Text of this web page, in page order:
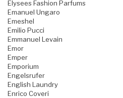
Elysees Fashion Parfums
Emanuel Ungaro
Emeshel
Emilio Pucci
Emmanuel Levain
Emor
Emper
Emporium
Engelsrufer
English Laundry
Enrico Coveri